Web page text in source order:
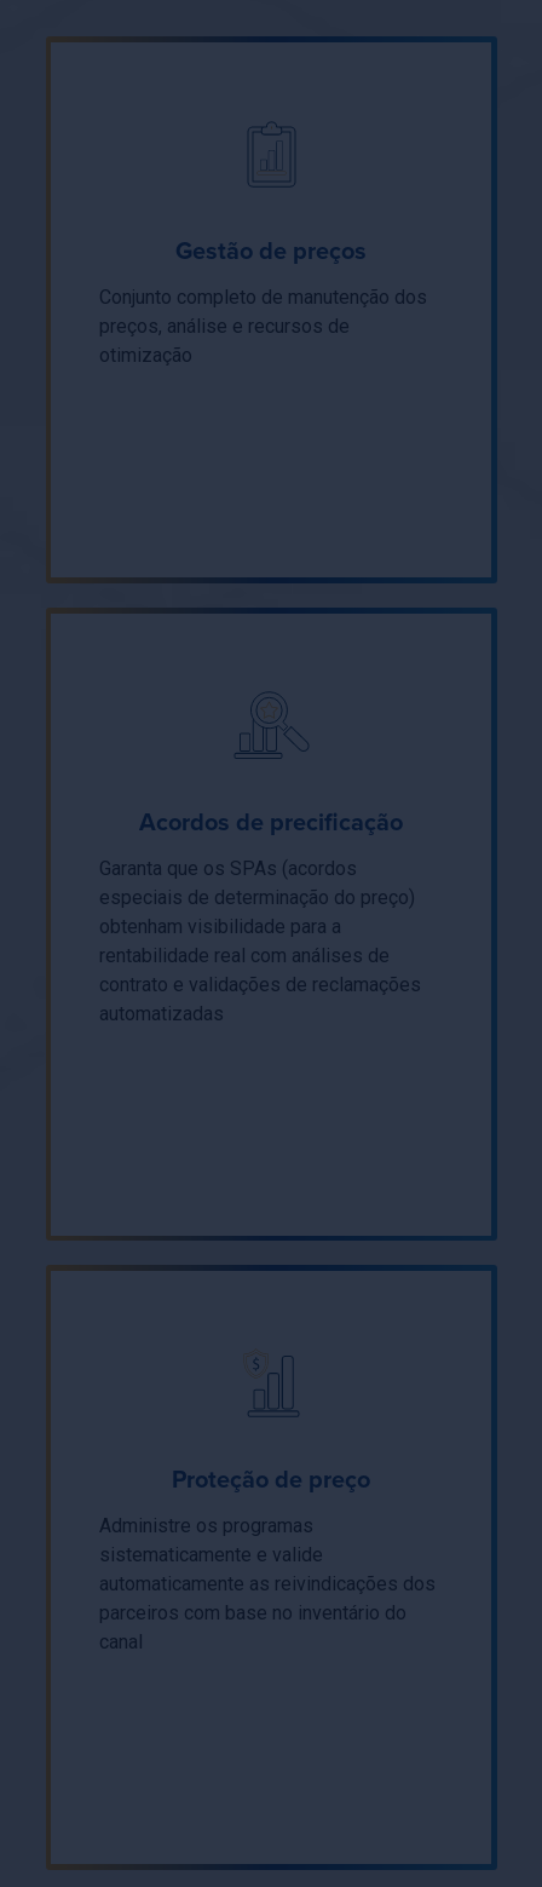
Gestão de preços
Conjunto completo de manutenção dos
preços, análise e recursos de
otimização
Acordos de precificação
Garanta que os SPAs (acordos
especiais de determinação do preço)
obtenham visibilidade para a
rentabilidade real com análises de
contrato e validações de reclamações
automatizadas
Proteção de preço
Administre os programas
sistematicamente e valide
automaticamente as reivindicações dos
parceiros com base no inventário do
canal